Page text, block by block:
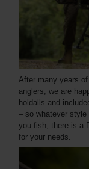
After many years
anglers, we are
holdalls and
– so whatever
you fish, there is a
for your needs.